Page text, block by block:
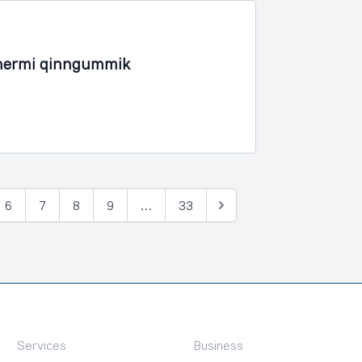
qinngummik
6 7 8 9 … 33
Tullia
Services Business